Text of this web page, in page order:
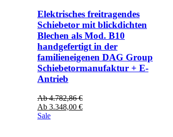
Elektrisches freitragendes
Schiebetor mit blickdichten
Blechen als Mod. B10
handgefertigt in der
familieneigenen DAG Group
Schiebetormanufaktur + E-
Antrieb
Ab4.782,86€
Ab 3.348,00 €
Sale